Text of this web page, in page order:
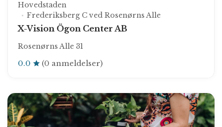
Hovedstaden
Frederiksberg C ved Rosenørns Alle
X-Vision Ögon Center AB
Rosenørns Alle 31
0.0 (0 anmeldelser)